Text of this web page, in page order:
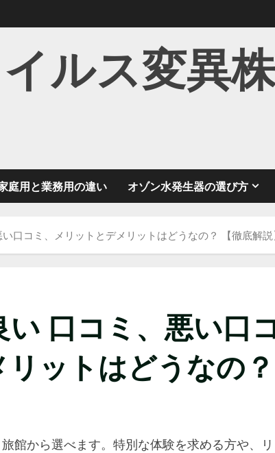
ルス変異株
庭用と業務用の違い オゾン水発生器の選び方
口コミ、メリットとデメリットはどうなの？ 【徹底解説
口コミ、悪い口
ットはどうなの？
館から選べます。特別な体験を求める方や、